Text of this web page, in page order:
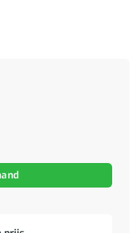
cm Massief Mango Hout